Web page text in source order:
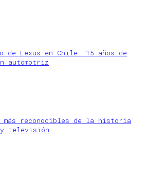
de Lexus en Chile: 15 años de
automotriz
más reconocibles de la historia
televisión